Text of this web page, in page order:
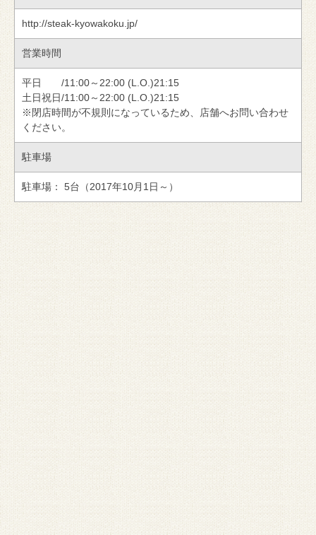
http://steak-kyowakoku.jp/
営業時間
平日 /11:00～22:00 (L.O.)21:15
土日祝日/11:00～22:00 (L.O.)21:15
※閉店時間が不規則になっているため、店舗へお問い合わせ
ください。
駐車場
駐車場： 5台（2017年10月1日～）